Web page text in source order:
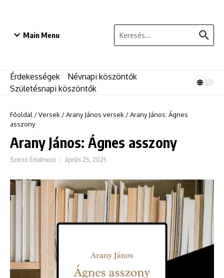
Main Menu
Keresés:
Érdekességek
Névnapi köszöntők
Születésnapi köszöntők
Főoldal /Versek /Arany János versek /Arany János: Ágnes
asszony
Arany János: Ágnes asszony
Szerző Értelmező április 25, 2025